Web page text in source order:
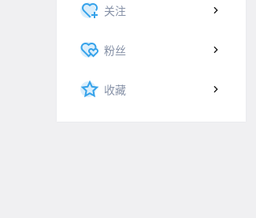
关注
粉丝
收藏